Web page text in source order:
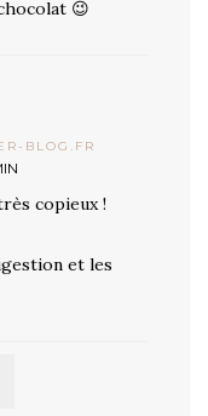
😉
BLOG.FR
copieux !
et les